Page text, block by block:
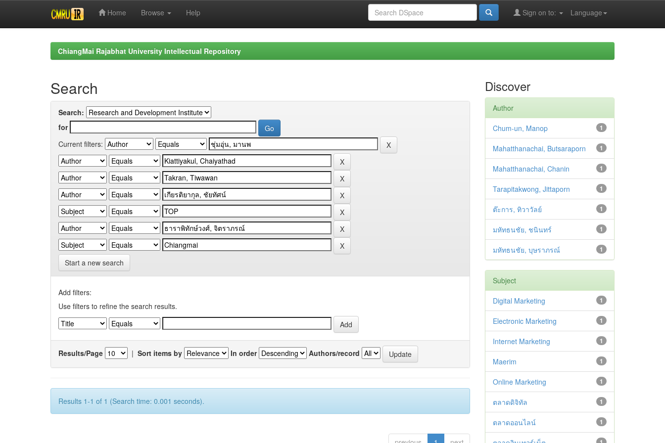
Home Browse Help Language
Sign on to:
ChiangMai Rajabhat University Intellectual Repository
Search
Search:
for
Current filters:
Start a new search
Add filters:
Use filters to refine the search results.
Results/Page | Sort items by In order Authors/record
Results 1-1 of 1 (Search time: 0.001 seconds).
Discover
Author
1
Chum-un, Manop
1
Mahatthanachai, Butsaraporn
1
Mahatthanachai, Chanin
1
Tarapitakwong, Jittaporn
1
ต๊ะการ, ทิวาวัลย์
1
มหัทธนชัย, ชนินทร์
1
มหัทธนชัย, บุษราภรณ์
Subject
1
Digital Marketing
1
Electronic Marketing
1
Internet Marketing
1
Maerim
1
Online Marketing
1
ตลาดดิจิทัล
1
ตลาดออนไลน์